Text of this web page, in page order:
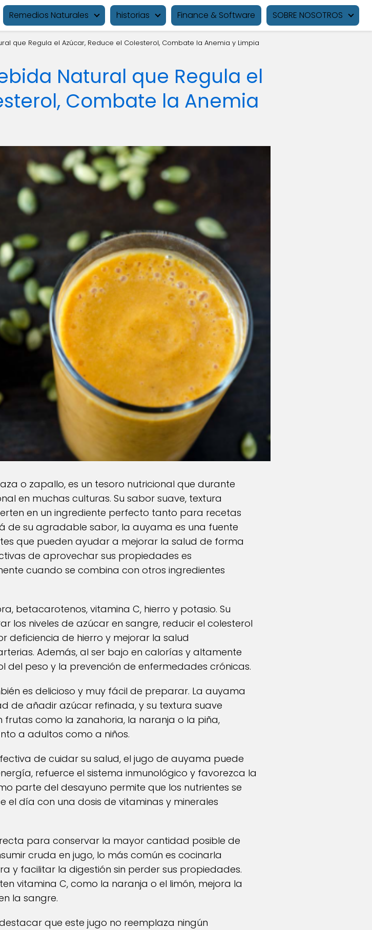
Remedios Naturales historias Finance & Software SOBRE NOSOTROS
que Regula el Azúcar, Reduce el Colesterol, Combate la Anemia y Limpia
Natural que Regula el
Combate la Anemia
o zapallo, es un tesoro nutricional que durante
en muchas culturas. Su sabor suave, textura
en un ingrediente perfecto tanto para recetas
de su agradable sabor, la auyama es una fuente
que pueden ayudar a mejorar la salud de forma
de aprovechar sus propiedades es
cuando se combina con otros ingredientes
betacarotenos, vitamina C, hierro y potasio. Su
los niveles de azúcar en sangre, reducir el colesterol
deficiencia de hierro y mejorar la salud
Además, al ser bajo en calorías y altamente
peso y la prevención de enfermedades crónicas.
es delicioso y muy fácil de preparar. La auyama
de añadir azúcar refinada, y su textura suave
como la zanahoria, la naranja o la piña,
a adultos como a niños.
de cuidar su salud, el jugo de auyama puede
refuerce el sistema inmunológico y favorezca la
parte del desayuno permite que los nutrientes se
día con una dosis de vitaminas y minerales
para conservar la mayor cantidad posible de
cruda en jugo, lo más común es cocinarla
y facilitar la digestión sin perder sus propiedades.
vitamina C, como la naranja o el limón, mejora la
la sangre.
que este jugo no reemplaza ningún